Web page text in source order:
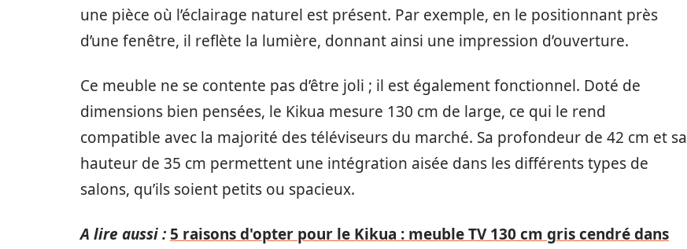
une pièce où l’éclairage naturel est présent. Par exemple, en le positionnant près
d’une fenêtre, il reflète la lumière, donnant ainsi une impression d’ouverture.
Ce meuble ne se contente pas d’être joli ; il est également fonctionnel. Doté de
dimensions bien pensées, le Kikua mesure 130 cm de large, ce qui le rend
compatible avec la majorité des téléviseurs du marché. Sa profondeur de 42 cm et sa
hauteur de 35 cm permettent une intégration aisée dans les différents types de
salons, qu’ils soient petits ou spacieux.
A lire aussi : 5 raisons d'opter pour le Kikua : meuble TV 130 cm gris cendré dans